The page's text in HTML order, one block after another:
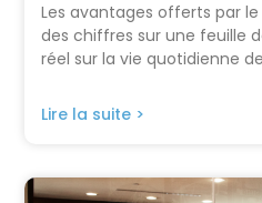
Les avantages offerts par
des chiffres sur une feuille
réel sur la vie quotidienne
Lire la suite >